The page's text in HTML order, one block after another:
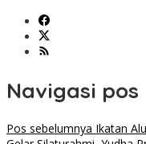
Navigasi pos
Pos sebelumnya Ikatan